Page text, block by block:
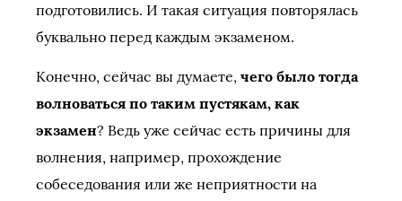
подготовились. И такая ситуация повторялась
буквально перед каждым экзаменом.
Конечно, сейчас вы думаете, чего было тогда
волноваться по таким пустякам, как
экзамен? Ведь уже сейчас есть причины для
волнения, например, прохождение
собеседования или же неприятности на